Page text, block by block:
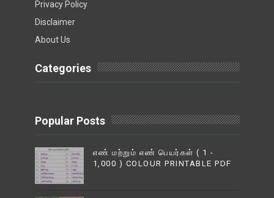
Privacy Policy
Disclaimer
About Us
Categories
Popular Posts
எண் மற்றும் எண் பெயர்கள் ( 1 -
1,000 ) COLOUR PRINTABLE PDF